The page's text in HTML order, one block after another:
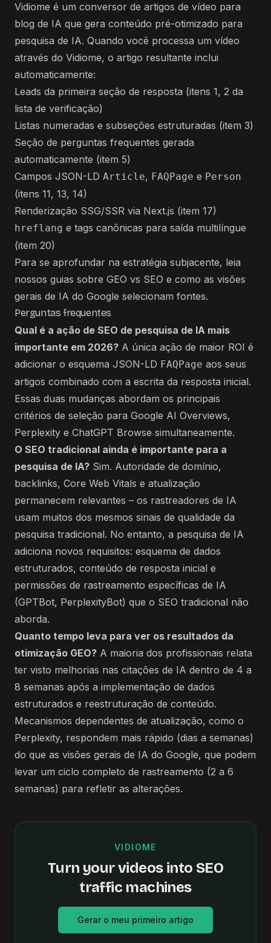
Vidiome é um conversor de artigos de vídeo para
blog de IA que gera conteúdo pré-otimizado para
pesquisa de IA. Quando você processa um vídeo
através do Vidiome, o artigo resultante inclui
automaticamente:
Leads da primeira seção de resposta (itens 1, 2 da
lista de verificação)
Listas numeradas e subseções estruturadas (item 3)
Seção de perguntas frequentes gerada
automaticamente (item 5)
Campos JSON-LD Article, FAQPage e Person
(itens 11, 13, 14)
Renderização SSG/SSR via Next.js (item 17)
hreflang e tags canônicas para saída multilíngue
(item 20)
Para se aprofundar na estratégia subjacente, leia
nossos guias sobre GEO vs SEO e como as visões
gerais de IA do Google selecionam fontes.
Perguntas frequentes
Qual é a ação de SEO de pesquisa de IA mais
importante em 2026? A única ação de maior ROI é
adicionar o esquema JSON-LD FAQPage aos seus
artigos combinado com a escrita da resposta inicial.
Essas duas mudanças abordam os principais
critérios de seleção para Google AI Overviews,
Perplexity e ChatGPT Browse simultaneamente.
O SEO tradicional ainda é importante para a
pesquisa de IA? Sim. Autoridade de domínio,
backlinks, Core Web Vitals e atualização
permanecem relevantes – os rastreadores de IA
usam muitos dos mesmos sinais de qualidade da
pesquisa tradicional. No entanto, a pesquisa de IA
adiciona novos requisitos: esquema de dados
estruturados, conteúdo de resposta inicial e
permissões de rastreamento específicas de IA
(GPTBot, PerplexityBot) que o SEO tradicional não
aborda.
Quanto tempo leva para ver os resultados da
otimização GEO? A maioria dos profissionais relata
ter visto melhorias nas citações de IA dentro de 4 a
8 semanas após a implementação de dados
estruturados e reestruturação de conteúdo.
Mecanismos dependentes de atualização, como o
Perplexity, respondem mais rápido (dias a semanas)
do que as visões gerais de IA do Google, que podem
levar um ciclo completo de rastreamento (2 a 6
semanas) para refletir as alterações.
VIDIOME
Turn your videos into SEO
traffic machines
Gerar o meu primeiro artigo